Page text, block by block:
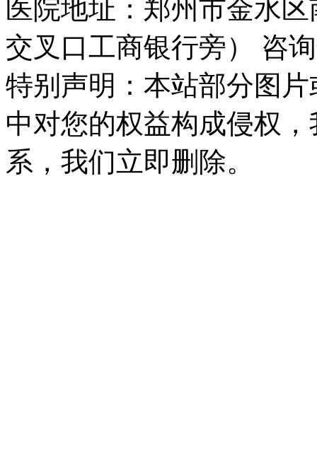
医院地址：郑州市金水
交叉口工商银行旁） 咨
特别声明：本站部分图
中对您的权益构成侵权
系，我们立即删除。